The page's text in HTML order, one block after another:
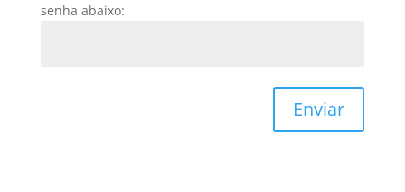
senha abaixo:
Enviar